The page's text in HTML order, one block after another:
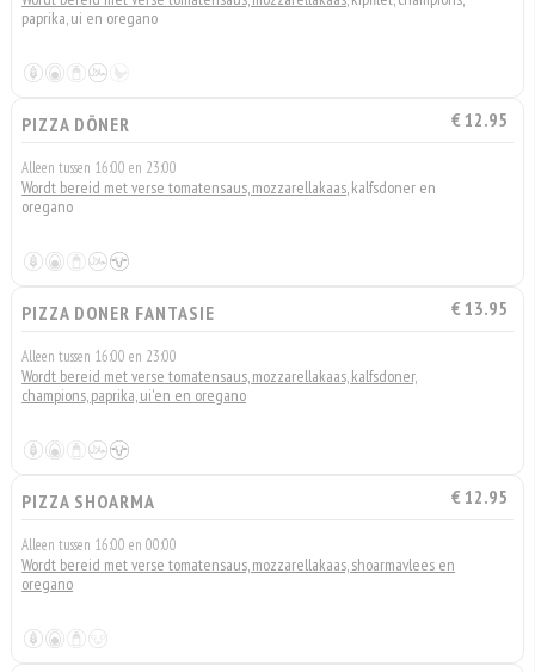
paprika, ui en oregano
PIZZA DÖNER € 12.95
Alleen tussen 16:00 en 23:00
Wordt bereid met verse tomatensaus, mozzarellakaas, kalfsdoner en
oregano
PIZZA DONER FANTASIE € 13.95
Alleen tussen 16:00 en 23:00
Wordt bereid met verse tomatensaus, mozzarellakaas, kalfsdoner,
champions, paprika, ui'en en oregano
PIZZA SHOARMA € 12.95
Alleen tussen 16:00 en 00:00
Wordt bereid met verse tomatensaus, mozzarellakaas, shoarmavlees en
oregano